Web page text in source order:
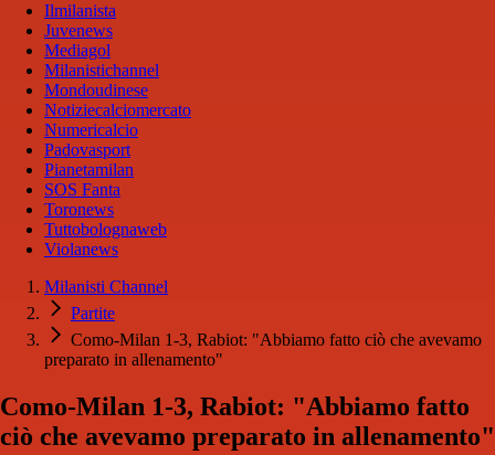
Ilmilanista
Juvenews
Mediagol
Milanistichannel
Mondoudinese
Notiziecalciomercato
Numericalcio
Padovasport
Pianetamilan
SOS Fanta
Toronews
Tuttobolognaweb
Violanews
Milanisti Channel
Partite
Como-Milan 1-3, Rabiot: "Abbiamo fatto ciò che avevamo
preparato in allenamento"
Como-Milan 1-3, Rabiot: "Abbiamo fatto
ciò che avevamo preparato in allenamento"